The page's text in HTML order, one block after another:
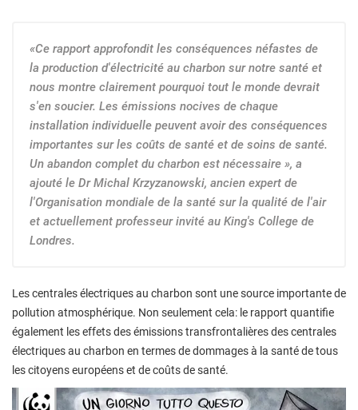
«Ce rapport approfondit les conséquences néfastes de
la production d'électricité au charbon sur notre santé et
nous montre clairement pourquoi tout le monde devrait
s'en soucier. Les émissions nocives de chaque
installation individuelle peuvent avoir des conséquences
importantes sur les coûts de santé et de soins de santé.
Un abandon complet du charbon est nécessaire », a
ajouté le Dr Michal Krzyzanowski, ancien expert de
l'Organisation mondiale de la santé sur la qualité de l'air
et actuellement professeur invité au King's College de
Londres.
Les centrales électriques au charbon sont une source importante de
pollution atmosphérique. Non seulement cela: le rapport quantifie
également les effets des émissions transfrontalières des centrales
électriques au charbon en termes de dommages à la santé de tous
les citoyens européens et de coûts de santé.